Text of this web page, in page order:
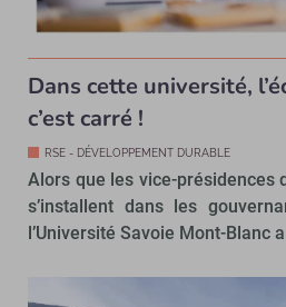
Dans cette université,
c’est carré !
RSE - DÉVELOPPEMENT DURABLE
Alors que les vice-présidences
s’installent dans les
l’Université Savoie Mont-Blanc